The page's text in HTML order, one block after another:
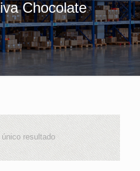
Chocolate
resultado